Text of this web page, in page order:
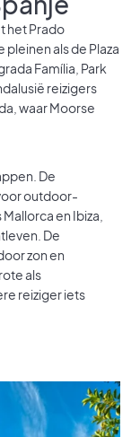
het Prado
pleinen als de Plaza
Família, Park
reizigers
waar Moorse
De
outdoor-
en Ibiza,
De
zon en
als
reiziger iets